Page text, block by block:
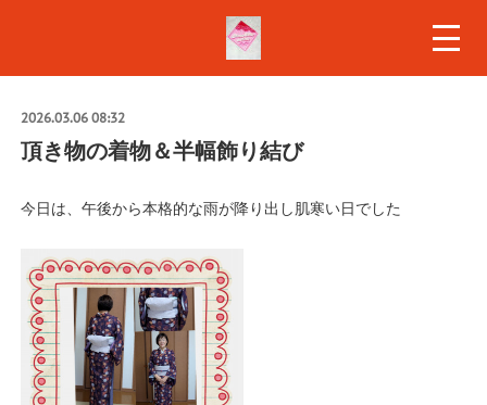
2026.03.06 08:32
頂き物の着物＆半幅飾り結び
今日は、午後から本格的な雨が降り出し肌寒い日でした